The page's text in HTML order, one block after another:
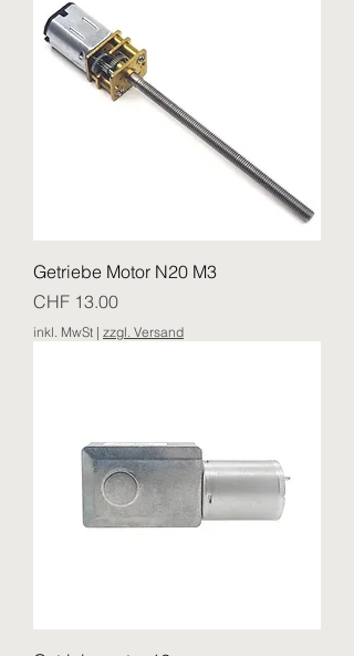
Getriebe Motor N20 M3
Preis
CHF 13.00
inkl. MwSt | zzgl. Versand